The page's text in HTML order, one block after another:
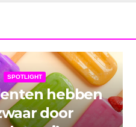
SPOTLIGHT
hebben
door